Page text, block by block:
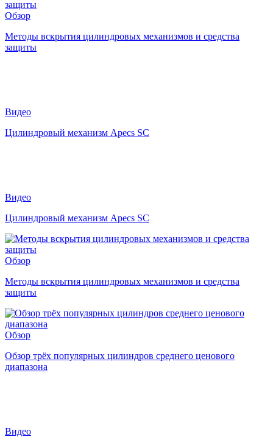
Обзор
Методы вскрытия цилиндровых механизмов и средства
защиты
Видео
Цилиндровый механизм Apecs SC
Видео
Цилиндровый механизм Apecs SC
Обзор
Методы вскрытия цилиндровых механизмов и средства
защиты
Обзор
Обзор трёх популярных цилиндров среднего ценового
диапазона
Видео